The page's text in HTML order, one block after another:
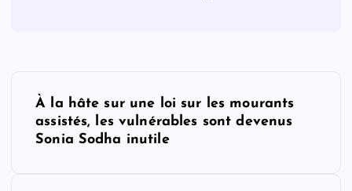
À la hâte sur une loi sur les mourants
assistés, les vulnérables sont devenus
Sonia Sodha inutile